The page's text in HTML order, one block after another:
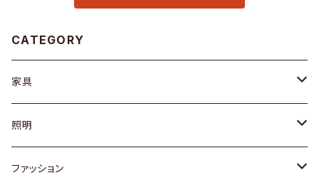
CATEGORY
家具
ソファ / ベンチ
チェア / スツール
照明
ペンダントライト
ファッション